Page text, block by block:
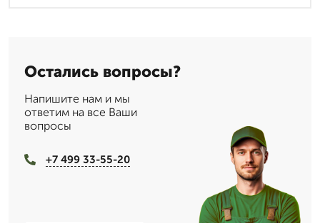
Остались вопросы?
Напишите нам и мы
ответим на все Ваши
вопросы
+7 499 33-55-20